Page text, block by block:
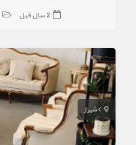
2 سال قبل
شیراز